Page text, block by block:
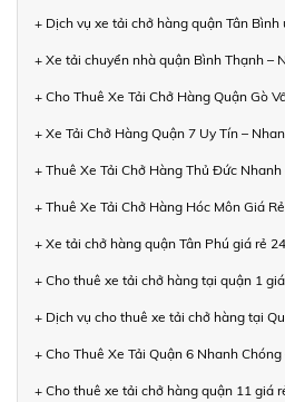
+ Dịch vụ xe tải chở hàng quận Tân
+ Xe tải chuyển nhà quận Bình Thạnh –
+ Cho Thuê Xe Tải Chở Hàng Quận Gò
+ Xe Tải Chở Hàng Quận 7 Uy Tín –
+ Thuê Xe Tải Chở Hàng Thủ Đức Nhanh
+ Thuê Xe Tải Chở Hàng Hóc Môn Giá
+ Xe tải chở hàng quận Tân Phú giá rẻ
+ Cho thuê xe tải chở hàng tại quận 1
+ Dịch vụ cho thuê xe tải chở hàng tại
+ Cho Thuê Xe Tải Quận 6 Nhanh Chóng
+ Cho thuê xe tải chở hàng quận 11 giá